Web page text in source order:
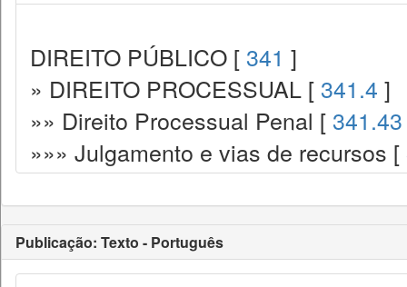
DIREITO PÚBLICO [ 341 ]
» DIREITO PROCESSUAL [ 341.4 ]
»» Direito Processual Penal [ 341.43
»»» Julgamento e vias de recursos [
Publicação: Texto - Português